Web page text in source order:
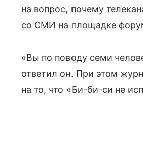
на вопрос, почему
со СМИ на площадке
«Вы по поводу семи
ответил он. При этом
на то, что «Би-би-си не